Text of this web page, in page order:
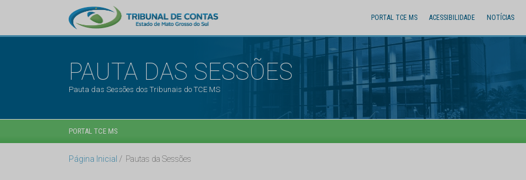
PORTAL TCE MS ACESSIBILIDADE NOTÍCIAS
PAUTA DAS SESSÕES
Pauta das Sessões dos Tribunais do TCE MS
PORTAL TCE MS
Página Inicial Pautas da Sessões